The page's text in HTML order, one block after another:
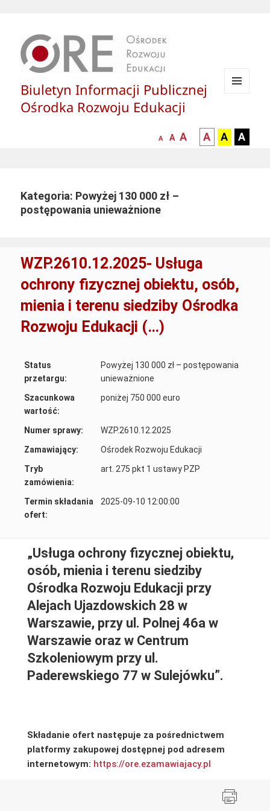
Biuletyn Informacji Publicznej
Ośrodka Rozwoju Edukacji
mniejsza
A
normalna
A
większa-
czcionka
A
kontrast
czarny
A
kontrast
czarny
A
żółty
A
Kategoria: Powyżej 130 000 zł –
postępowania unieważnione
WZP.2610.12.2025- Usługa
ochrony fizycznej obiektu, osób,
mienia i terenu siedziby Ośrodka
Rozwoju Edukacji (…)
Status
przetargu:
Powyżej 130 000 zł – postępowania
unieważnione
Szacunkowa
wartość:
poniżej 750 000 euro
Numer sprawy:
WZP.2610.12.2025
Zamawiający:
Ośrodek Rozwoju Edukacji
Tryb
zamówienia:
art. 275 pkt 1 ustawy PZP
Termin składania
ofert:
2025-09-10 12:00:00
„Usługa ochrony fizycznej obiektu,
osób, mienia i terenu siedziby
Ośrodka Rozwoju Edukacji przy
Alejach Ujazdowskich 28 w
Warszawie, przy ul. Polnej 46a w
Warszawie oraz w Centrum
Szkoleniowym przy ul.
Paderewskiego 77 w Sulejówku”.
Składanie ofert następuje za pośrednictwem
platformy zakupowej dostępnej pod adresem
internetowym: https://ore.ezamawiajacy.pl